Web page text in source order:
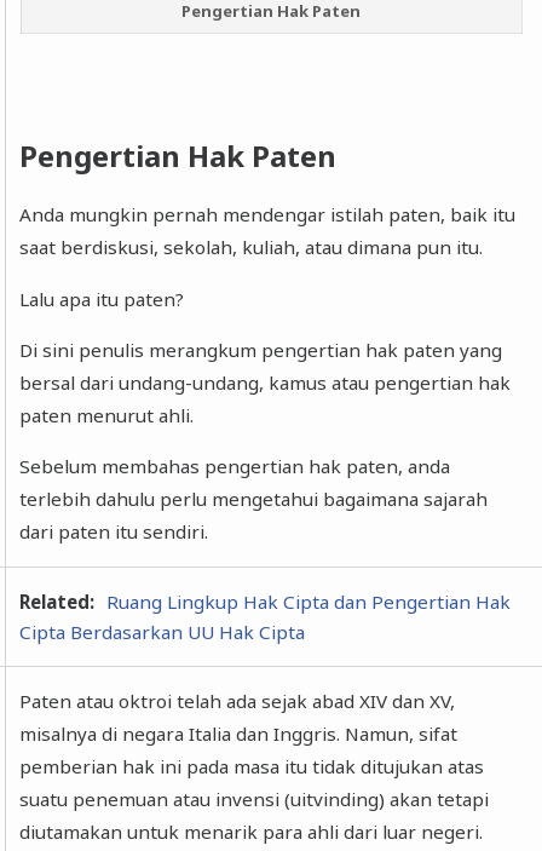
Pengertian Hak Paten
Pengertian Hak Paten
Anda mungkin pernah mendengar istilah paten, baik itu
saat berdiskusi, sekolah, kuliah, atau dimana pun itu.
Lalu apa itu paten?
Di sini penulis merangkum pengertian hak paten yang
bersal dari undang-undang, kamus atau pengertian hak
paten menurut ahli.
Sebelum membahas pengertian hak paten, anda
terlebih dahulu perlu mengetahui bagaimana sajarah
dari paten itu sendiri.
Related: Ruang Lingkup Hak Cipta dan Pengertian Hak
Cipta Berdasarkan UU Hak Cipta
Paten atau oktroi telah ada sejak abad XIV dan XV,
misalnya di negara Italia dan Inggris. Namun, sifat
pemberian hak ini pada masa itu tidak ditujukan atas
suatu penemuan atau invensi (uitvinding) akan tetapi
diutamakan untuk menarik para ahli dari luar negeri.